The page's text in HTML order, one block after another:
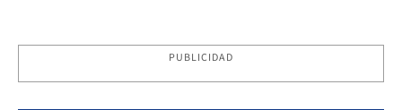
PUBLICIDAD